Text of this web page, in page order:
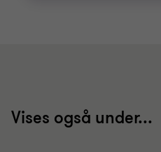
Vises også under...